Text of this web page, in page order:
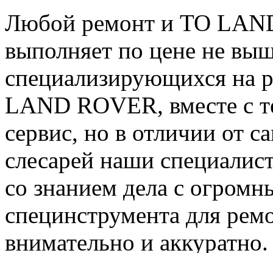
Любой ремонт и ТО
выполняет по цене не
специализирующихся на
LAND ROVER, вместе с
сервис, но в отличии от
слесарей наши
со знанием дела с
специнструмента для
внимательно и